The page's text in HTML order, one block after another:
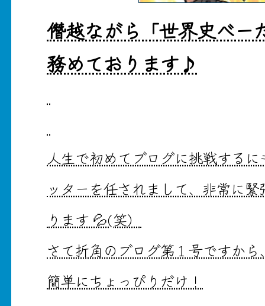
僭越ながら「世界史べー
務めております♪
人生で初めてブログに挑戦する
ッターを任されまして、非常に
ります 💦(笑）
さて折角のブログ第１号ですか
簡単にちょっぴりだけ！